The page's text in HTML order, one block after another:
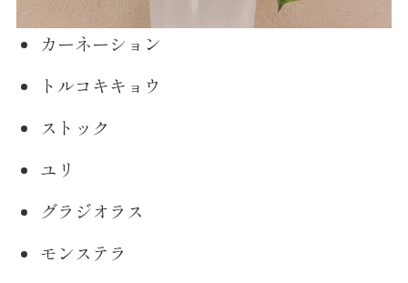
カーネーション
トルコキキョウ
ストック
ユリ
グラジオラス
モンステラ